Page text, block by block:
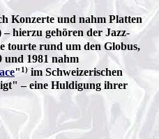
Konzerte und nahm Platten
– hierzu gehören der Jazz-
tourte rund um den Globus,
und 1981 nahm
"1) im Schweizerischen
– eine Huldigung ihrer